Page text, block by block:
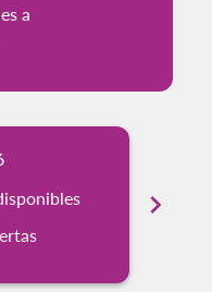
a
chevron_right